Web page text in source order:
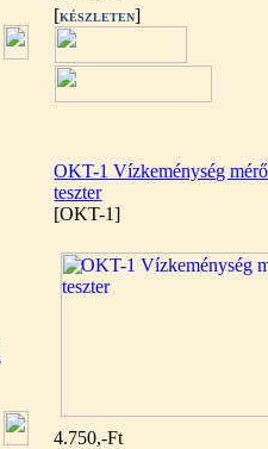
[KÉSZLETEN]
OKT-1 Vízkeménység mérő
teszter
[OKT-1]
4.750,-Ft